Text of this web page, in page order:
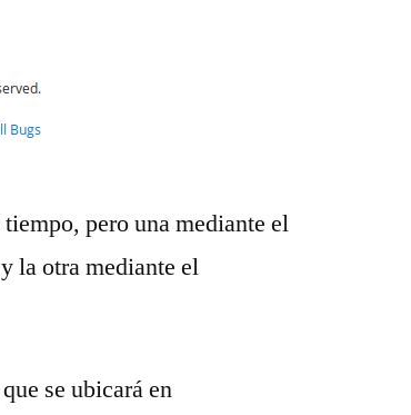
pero una mediante el
la otra mediante el
se ubicará en